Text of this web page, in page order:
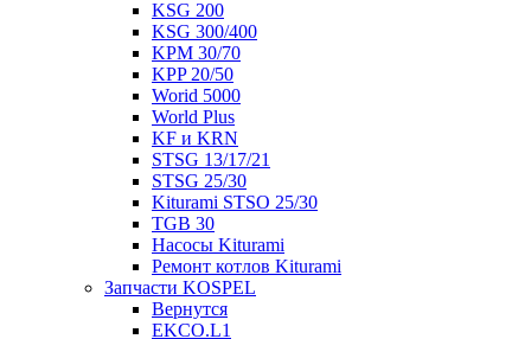
KSG 200
KSG 300/400
KPM 30/70
KPP 20/50
Worid 5000
World Plus
KF и KRN
STSG 13/17/21
STSG 25/30
Kiturami STSO 25/30
TGB 30
Насосы Kiturami
Ремонт котлов Kiturami
Запчасти KOSPEL
Вернутся
EKCO.L1